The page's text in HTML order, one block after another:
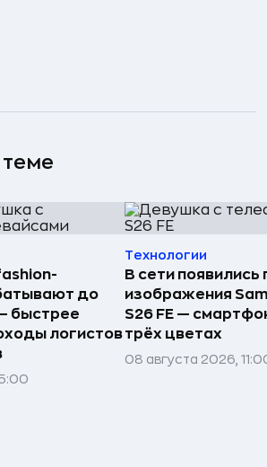
до
быстрее
логистов
Технологии
В сети появились
изображения
S26 FE —
трёх цветах
08 августа 2026,